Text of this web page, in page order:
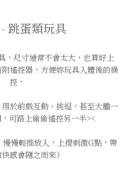
跳蛋類玩具
，尺寸通常不會太大，也算好上
遙控器，方便妳玩具入體後的操
控，
於前戲互動、挑逗，甚至大膽一
可路上偷偷遙控另一半><
慢慢輕推放入，上提刺激G點，帶
感會隨之而來）